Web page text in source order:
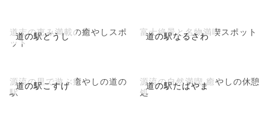
道の駅どうし
道志の恵み満載の癒やしスポ
ット
道の駅なるさわ
富士絶景と名物満喫スポット
道の駅こすげ
源流の里で遊ぶ癒やしの道の
駅
道の駅たばやま
源流の自然満喫 癒やしの休憩
処